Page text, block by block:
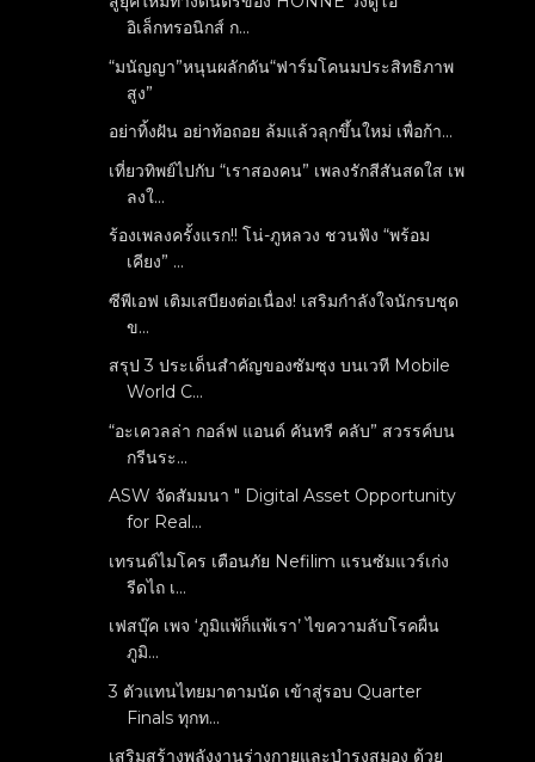
อิเล็กทรอนิกส์ ก...
“มนัญญา”หนุนผลักดัน“ฟาร์มโคนมประสิทธิภาพ
สูง”
อย่าทิ้งฝัน อย่าท้อถอย ล้มแล้วลุกขึ้นใหม่ เพื่อก้า...
เที่ยวทิพย์ไปกับ “เราสองคน” เพลงรักสีสันสดใส เพ
ลงใ...
ร้องเพลงครั้งแรก!! โน่-ภูหลวง ชวนฟัง “พร้อม
เคียง” ...
ซีพีเอฟ เติมเสบียงต่อเนื่อง! เสริมกำลังใจนักรบชุด
ข...
สรุป 3 ประเด็นสำคัญของซัมซุง บนเวที Mobile
World C...
“อะเควลล่า กอล์ฟ แอนด์ คันทรี คลับ” สวรรค์บน
กรีนระ...
ASW จัดสัมมนา " Digital Asset Opportunity
for Real...
เทรนด์ไมโคร เตือนภัย Nefilim แรนซัมแวร์เก่ง
รีดไถ เ...
เฟสบุ๊ค เพจ ‘ภูมิแพ้ก็แพ้เรา’ ไขความลับโรคผื่น
ภูมิ...
3 ตัวแทนไทยมาตามนัด เข้าสู่รอบ Quarter
Finals ทุกท...
เสริมสร้างพลังงานร่างกายและบำรุงสมอง ด้วย